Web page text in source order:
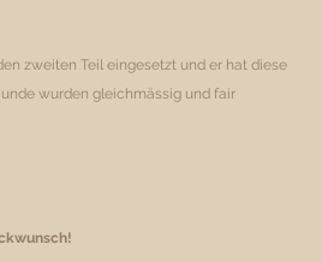
zweiten Teil eingesetzt und er hat diese
wurden gleichmässig und fair